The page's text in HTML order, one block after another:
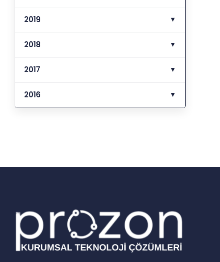
2019 ▼
2018 ▼
2017 ▼
2016 ▼